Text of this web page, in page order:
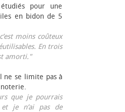
pour une
en bidon de 5
moins coûteux
En trois
amorti."
ne se limite pas à
que je pourrais
et je n’ai pas de